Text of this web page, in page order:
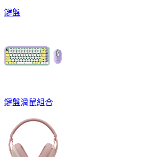
鍵盤
鍵盤滑鼠組合